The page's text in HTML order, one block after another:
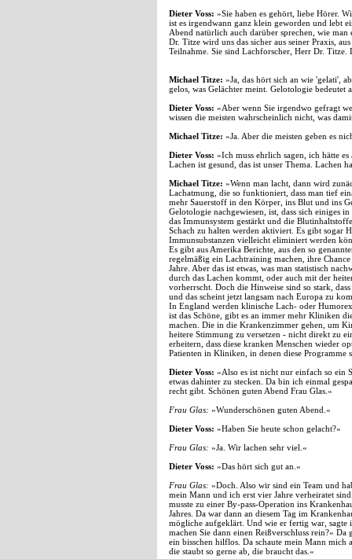
Dieter Voss: »Sie haben es gehört, liebe Hörer.
ist es irgendwann ganz klein geworden und lebt
Abend natürlich auch darüber sprechen, wie
Dr. Titze wird uns das sicher aus seiner Praxis,
Teilnahme. Sie sind Lachforscher, Herr Dr.
Michael Titze: »Ja, das hört sich an wie 'gelati',
gelos, was Gelächter meint. Gelotologie bedeutet
Dieter Voss: »Aber wenn Sie irgendwo gefragt
wissen die meisten wahrscheinlich nicht, was
Michael Titze: »Ja. Aber die meisten geben es
Dieter Voss: »Ich muss ehrlich sagen, ich hätte
Lachen ist gesund, das ist unser Thema. Lachen
Michael Titze: »Wenn man lacht, dann wird
Lachatmung, die so funktioniert, dass man tief
mehr Sauerstoff in den Körper, ins Blut und ins
Gelotologie nachgewiesen, ist, dass sich einiges
das Immunsystem gestärkt und die
Schach zu halten werden aktiviert. Es gibt sogar
Immunsubstanzen vielleicht eliminiert werden
Es gibt aus Amerika Berichte, aus den so
regelmäßig ein Lachtraining machen, ihre
Jahre. Aber das ist etwas, was man statistisch
durch das Lachen kommt, oder auch mit der
vorherrscht. Doch die Hinweise sind so stark,
und das scheint jetzt langsam nach Europa zu
In England werden klinische Lach- oder
ist das Schöne, gibt es an immer mehr Kliniken
machen. Die in die Krankenzimmer gehen, um
heitere Stimmung zu versetzen - nicht direkt zu
erheitern, dass diese kranken Menschen wieder
Patienten in Kliniken, in denen diese Programme
Dieter Voss: »Also es ist nicht nur einfach so ein
etwas dahinter zu stecken. Da bin ich einmal
recht gibt. Schönen guten Abend Frau Glas.«
Frau Glas: »Wunderschönen guten Abend.«
Dieter Voss: »Haben Sie heute schon gelacht?«
Frau Glas: »Ja. Wir lachen sehr viel.«
Dieter Voss: »Das hört sich gut an.«
Frau Glas: »Doch. Also wir sind ein Team und
mein Mann und ich erst vier Jahre verheiratet
musste zu einer By-pass-Operation ins
Jahres. Da war dann an diesem Tag im
mögliche aufgeklärt. Und wie er fertig war, sagte
machen Sie dann einen Reißverschluss rein?«
ein bisschen hilflos. Da schaute mein Mann mich
die staubt so gerne ab, die braucht das.«